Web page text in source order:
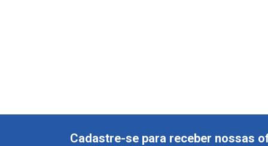
Cadastre-se para receber nossas